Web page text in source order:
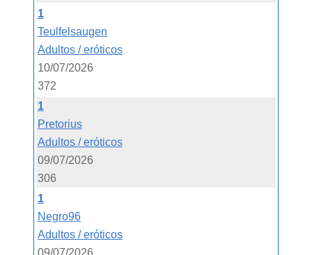
1
Teulfelsaugen
Adultos / eróticos
10/07/2026
372
1
Pretorius
Adultos / eróticos
09/07/2026
306
1
Negro96
Adultos / eróticos
09/07/2026